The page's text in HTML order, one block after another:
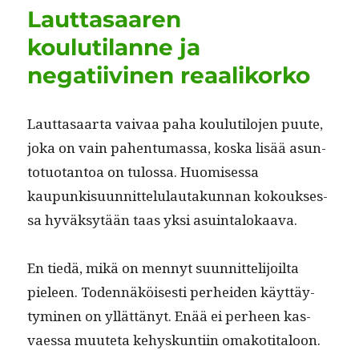
Lauttasaaren
koulutilanne ja
negatiivinen reaalikorko
Laut­tasaar­ta vaivaa paha koulu­tilo­jen puute,
joka on vain pahen­tu­mas­sa, kos­ka lisää asun­
to­tuotan­toa on tulos­sa. Huomises­sa
kaupunkisu­un­nit­telu­lau­takun­nan kok­ouk­ses­
sa hyväksytään taas yksi asuintalokaava.
En tiedä, mikä on men­nyt suun­nit­telijoil­ta
pieleen. Toden­näköis­es­ti per­hei­den käyt­täy­
tymi­nen on yllät­tänyt. Enää ei per­heen kas­
vaes­sa muute­ta kehyskun­ti­in omakotitaloon.